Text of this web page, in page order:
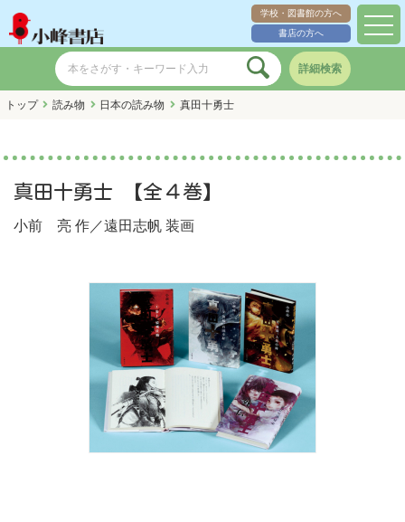
学校・図書館の方へ
書店の方へ
詳細検索
トップ 読み物 日本の読み物 真田十勇士
真田十勇士 【全４巻】
小前 亮 作／遠田志帆 装画